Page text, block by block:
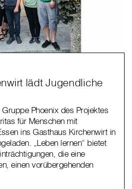
lädt Jugendliche
Phoenix des Projektes
für Menschen mit
ins Gasthaus Kirchenwirt in
„Leben lernen“ bietet
die eine
einen vorübergehenden